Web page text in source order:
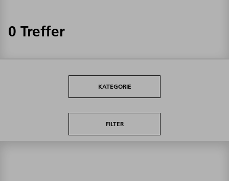
0 Treffer
KATEGORIE
FILTER